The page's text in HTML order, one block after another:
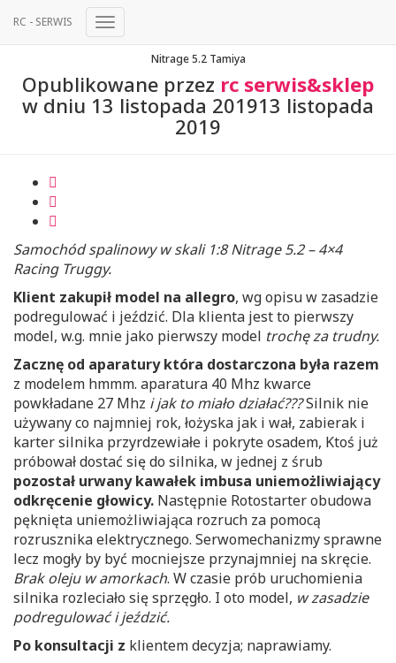
RC - SERWIS
Przełącz
NawigacjęNitrage 5.2 Tamiya
Opublikowane przez rc serwis&sklep
w dniu 13 listopada 201913 listopada
2019
Samochód spalinowy w skali 1:8 Nitrage 5.2 – 4×4
Racing Truggy.
Klient zakupił model na allegro, wg opisu w zasadzie
podregulować i jeździć. Dla klienta jest to pierwszy
model, w.g. mnie jako pierwszy model trochę za trudny.
Zacznę od aparatury która dostarczona była razem
z modelem hmmm. aparatura 40 Mhz kwarce
powkładane 27 Mhz i jak to miało działać???Silnik nie
używany co najmniej rok, łożyska jak i wał, zabierak i
karter silnika przyrdzewiałe i pokryte osadem, Ktoś już
próbował dostać się do silnika, w jednej z śrub
pozostał urwany kawałek imbusa uniemożliwiający
odkręcenie głowicy. Następnie Rotostarter obudowa
pęknięta uniemożliwiająca rozruch za pomocą
rozrusznika elektrycznego. Serwomechanizmy sprawne
lecz mogły by być mocniejsze przynajmniej na skręcie.
Brak oleju w amorkach. W czasie prób uruchomienia
silnika rozleciało się sprzęgło. I oto model, w zasadzie
podregulować i jeździć.
Po konsultacji z klientem decyzja; naprawiamy.